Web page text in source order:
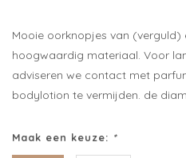
Mooie oorknopjes van (verguld)
hoogwaardig materiaal. Voor
adviseren we contact met
bodylotion te vermijden. de
Maak een keuze: *